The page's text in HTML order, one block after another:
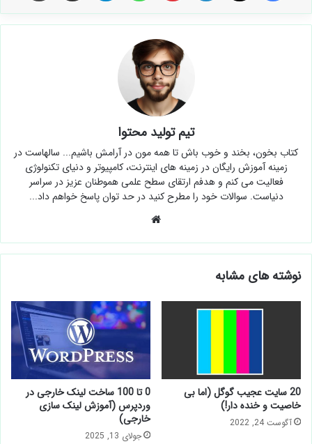
تیم تولید محتوا
کتاب بخون، بخند و خوب باش تا همه مون در آرامش باشیم... سالهاست در
زمینه آموزش رایگان در زمینه های اینترنت، کامپیوتر و دنیای تکنولوژی
فعالیت می کنم و هدفم ارتقای سطح علمی هموطنان عزیز در سراسر
دنیاست. سوالات خود را مطرح کنید در حد توان پاسخ خواهم داد...
نوشته های مشابه
20 سایت عجیب گوگل (اما بی
خاصیت و خنده دار!)
آگوست 24, 2022
0 تا 100 ساخت لینک خارجی در
وردپرس (آموزش لینک سازی
خارجی)
جولای 13, 2025